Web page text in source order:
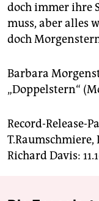
doch immer ihre
muss, aber alles
doch
Barbara
„Doppelstern“
Record-Release-
T.Raumschmiere,
Richard Davis: